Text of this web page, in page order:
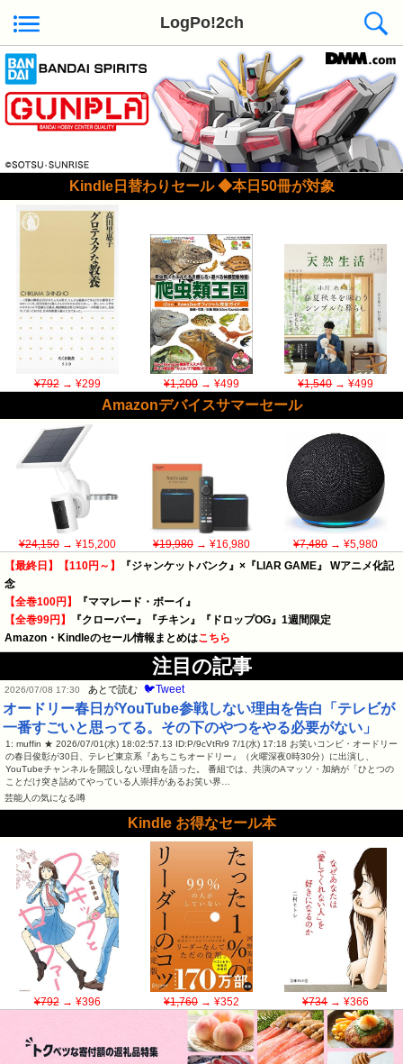
LogPo!2ch
Kindle日替わりセール ◆本日50冊が対象
¥792→ ¥299 ¥1,200→ ¥499 ¥1,540→ ¥499
Amazonデバイスサマーセール
¥24,150→ ¥15,200 ¥19,980→ ¥16,980 ¥7,480→ ¥5,980
【最終日】【110円～】
『ジャンケットバンク』×『LIAR GAME』 Wアニメ化記
念
【全巻100円】
『ママレード・ボーイ』
【全巻99円】
『クローバー』『チキン』『ドロップOG』1週間限定
Amazon・Kindleのセール情報まとめはこちら
注目の記事
2026/07/08 17:30 あとで読む 🐦Tweet
オードリー春日がYouTube参戦しない理由を告白「テレビが
一番すごいと思ってる。その下のやつをやる必要がない」
1: muffin ★ 2026/07/01(水) 18:02:57.13 ID:P/9cVtRr9 7/1(水) 17:18 お笑いコンビ・オードリー
の春日俊彰が30日、テレビ東京系『あちこちオードリー』（火曜深夜0時30分）に出演し、
YouTubeチャンネルを開設しない理由を語った。 番組では、共演のAマッソ・加納が「ひとつの
ことだけ突き詰めてやっている人崇拝があるお笑い界…
芸能人の気になる噂
Kindle お得なセール本
¥792→ ¥396 ¥1,760→ ¥352 ¥734→ ¥366